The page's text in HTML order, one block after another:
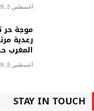
أغسطس 5, 2026
رعدية
المغرب
أغسطس 5, 2026
STAY IN TOUCH